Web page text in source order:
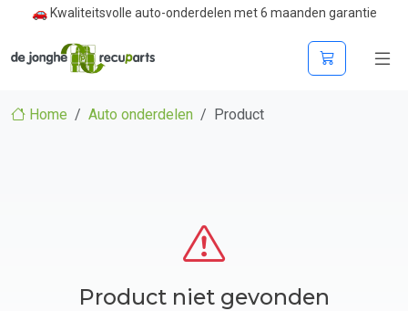
🚗 Kwaliteitsvolle auto-onderdelen met 6 maanden garantie
Home Auto onderdelen Product
Product niet gevonden